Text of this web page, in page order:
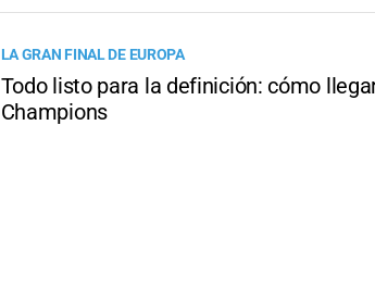
LA GRAN FINAL DE EUROPA
Todo listo para la definición: cómo
Champions